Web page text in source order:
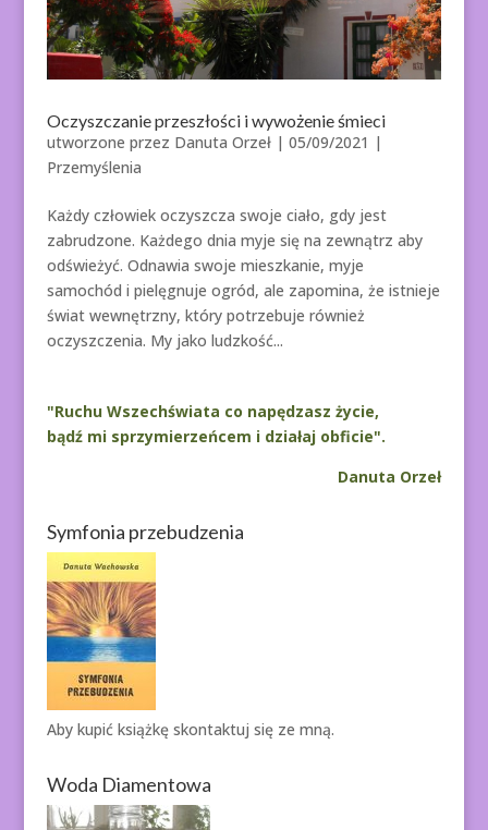
Oczyszczanie przeszłości i wywożenie śmieci
utworzone przez Danuta Orzeł| 05/09/2021 |
Przemyślenia
Każdy człowiek oczyszcza swoje ciało, gdy jest
zabrudzone. Każdego dnia myje się na zewnątrz aby
odświeżyć. Odnawia swoje mieszkanie, myje
samochód i pielęgnuje ogród, ale zapomina, że istnieje
świat wewnętrzny, który potrzebuje również
oczyszczenia. My jako ludzkość...
"Ruchu Wszechświata co napędzasz życie,
bądź mi sprzymierzeńcem i działaj obficie".
Danuta Orzeł
Symfonia przebudzenia
Aby kupić książkę skontaktuj się ze mną.
Woda Diamentowa